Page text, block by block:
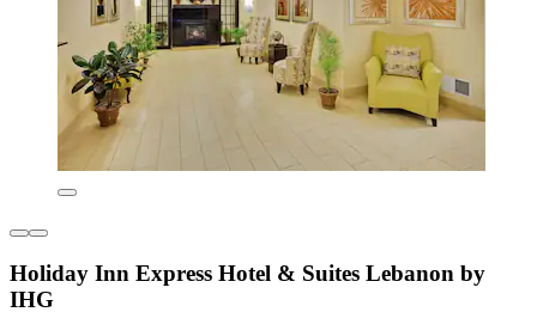
Holiday Inn Express Hotel & Suites Lebanon by
IHG